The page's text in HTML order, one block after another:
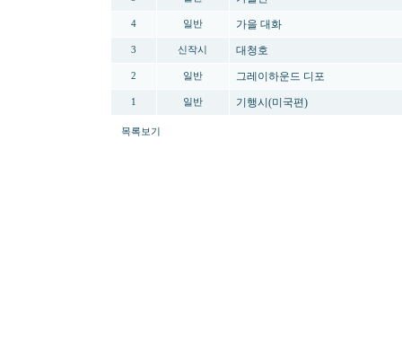
4 일반 가을 대화
3 신작시 대청호
2 일반 그레이하운드 디포
1 일반 기행시(미국편)
목록보기